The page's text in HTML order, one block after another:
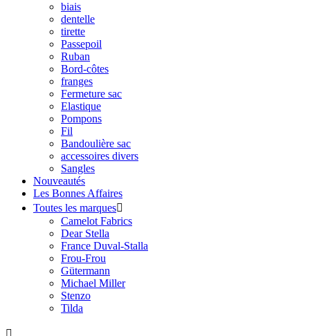
biais
dentelle
tirette
Passepoil
Ruban
Bord-côtes
franges
Fermeture sac
Elastique
Pompons
Fil
Bandoulière sac
accessoires divers
Sangles
Nouveautés
Les Bonnes Affaires
Toutes les marques
Camelot Fabrics
Dear Stella
France Duval-Stalla
Frou-Frou
Gütermann
Michael Miller
Stenzo
Tilda
